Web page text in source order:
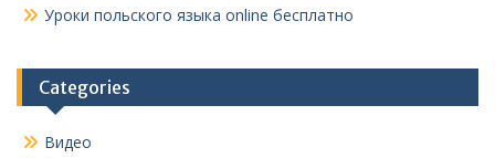
Уроки польского языка online бесплатно
Categories
Видео